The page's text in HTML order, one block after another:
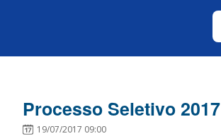
Processo Seletivo 2017
19/07/2017 09:00